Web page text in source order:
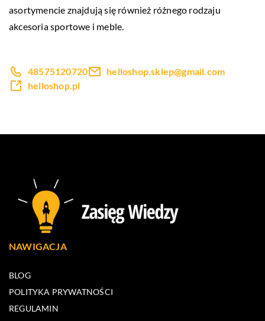
asortymencie znajdują się również różnego rodzaju
akcesoria sportowe i meble.
48575120720
helloshop.sklep@gmail.com
helloshop.pl
NAWIGACJA
BLOG
POLITYKA PRYWATNOŚCI
REGULAMIN